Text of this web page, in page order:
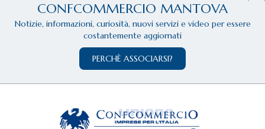
CONFCOMMERCIO MANTOVA
Notizie, informazioni, curiosità, nuovi servizi e video per essere
costantemente aggiornati
PERCHÈ ASSOCIARSI?